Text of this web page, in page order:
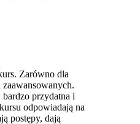
Zarówno dla
przydatna i
odpowiadają na
postępy, dają